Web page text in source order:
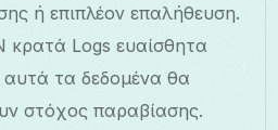
ή επιπλέον επαλήθευση.
κρατά Logs ευαίσθητα
αυτά τα δεδομένα θα
στόχος παραβίασης.